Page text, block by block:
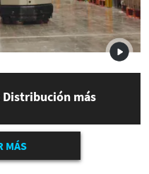
Distribución más
MÁS